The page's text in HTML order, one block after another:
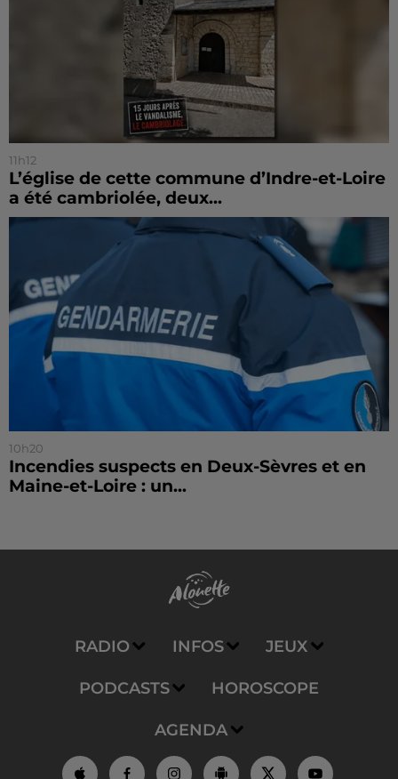
11h12
L’église de cette commune d’Indre-et-Loire
a été cambriolée, deux...
10h20
Incendies suspects en Deux-Sèvres et en
Maine-et-Loire : un...
RADIO INFOS JEUX
PODCASTS HOROSCOPE
AGENDA